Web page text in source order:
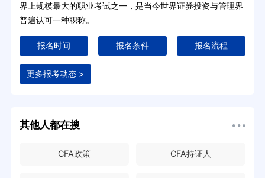
界上规模最大的职业考试之一，是当今世界证券投资与管理界
普遍认可一种职称。
报名时间 报名条件 报名流程
更多报考动态 >
其他人都在搜
CFA政策 CFA持证人